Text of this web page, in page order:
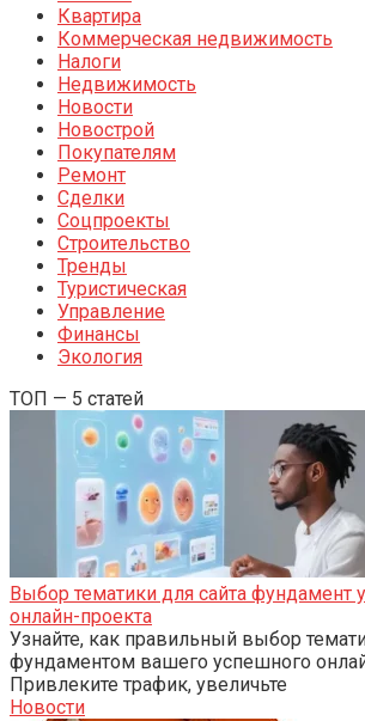
Квартира
Коммерческая недвижимость
Налоги
Недвижимость
Новости
Новострой
Покупателям
Ремонт
Сделки
Соцпроекты
Строительство
Тренды
Туристическая
Управление
Финансы
Экология
ТОП — 5 статей
Выбор тематики для сайта фундамент
онлайн-проекта
Узнайте, как правильный выбор
фундаментом вашего успешного
Привлеките трафик, увеличьте
Новости